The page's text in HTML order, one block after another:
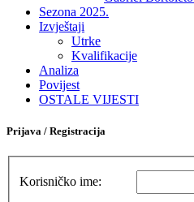
Sezona 2025.
Izvještaji
Utrke
Kvalifikacije
Analiza
Povijest
OSTALE VIJESTI
Prijava / Registracija
Korisničko ime: